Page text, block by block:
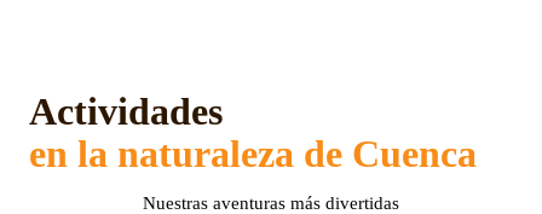
Actividades
en la naturaleza de Cuenca
Nuestras aventuras más divertidas